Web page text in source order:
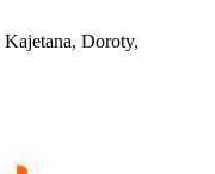
Kajetana, Doroty,